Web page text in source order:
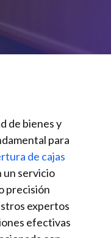
de bienes y
para
de cajas
un servicio
precisión
expertos
efectivas